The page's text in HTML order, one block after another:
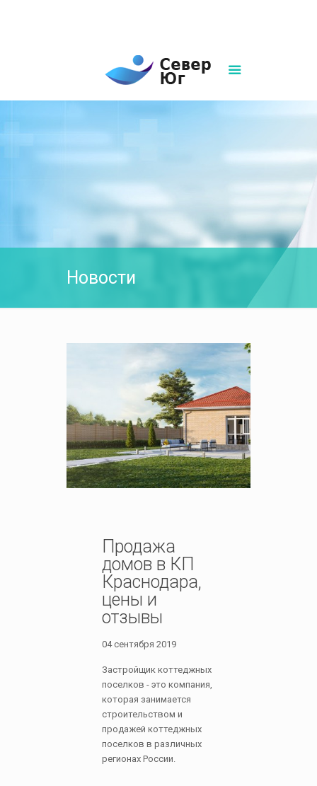
Новости
Продажа
домов в КП
Краснодара,
цены и
отзывы
04 сентября 2019
Застройщик коттеджных
поселков - это компания,
которая занимается
строительством и
продажей коттеджных
поселков в различных
регионах России.